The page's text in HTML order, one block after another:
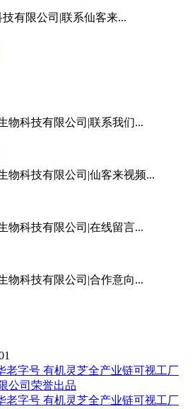
有限公司|联系仙客来...
物科技有限公司|联系我们...
物科技有限公司|仙客来视频...
物科技有限公司|在线留言...
物科技有限公司|合作意向...